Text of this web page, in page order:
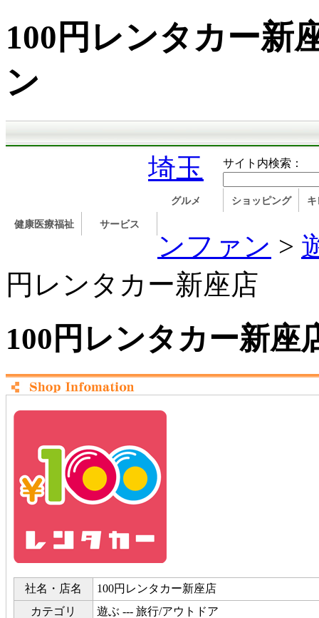
100円レンタカー新
ン
サイト内検索：
グルメ ショッピング
健康医療福祉 サービス
埼玉
ンファン >
円レンタカー新座店
100円レンタカー新座
社名・店名
100円レンタカー新座店
カテゴリ
遊ぶ --- 旅行/アウトドア